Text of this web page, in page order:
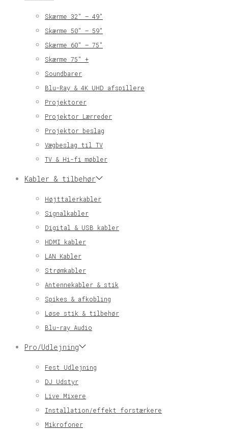
Skærme 32″ – 49″
Skærme 50″ – 59″
Skærme 60″ – 75″
Skærme 75″ +
Soundbarer
Blu-Ray & 4K UHD afspillere
Projektorer
Projektor Lærreder
Projektor beslag
Vægbeslag til TV
TV & Hi-fi møbler
Kabler & tilbehør
Højttalerkabler
Signalkabler
Digital & USB kabler
HDMI kabler
LAN Kabler
Strømkabler
Antennekabler & stik
Spikes & afkobling
Løse stik & tilbehør
Blu-ray Audio
Pro/Udlejning
Fest Udlejning
DJ Udstyr
Live Mixere
Installation/effekt forstærkere
Mikrofoner